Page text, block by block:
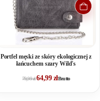
Portfel męski ze skóry ekologicznej z
łańcuchem szary Wild's
79,99zł64,99 złBrutto